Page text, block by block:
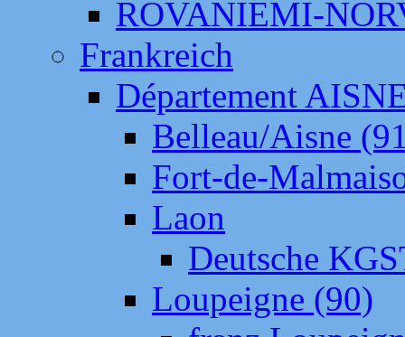
ROVANIEMI-
Frankreich
Département
Belleau/Aisne
Fort-de-
Laon
Deutsche
Loupeigne (90)